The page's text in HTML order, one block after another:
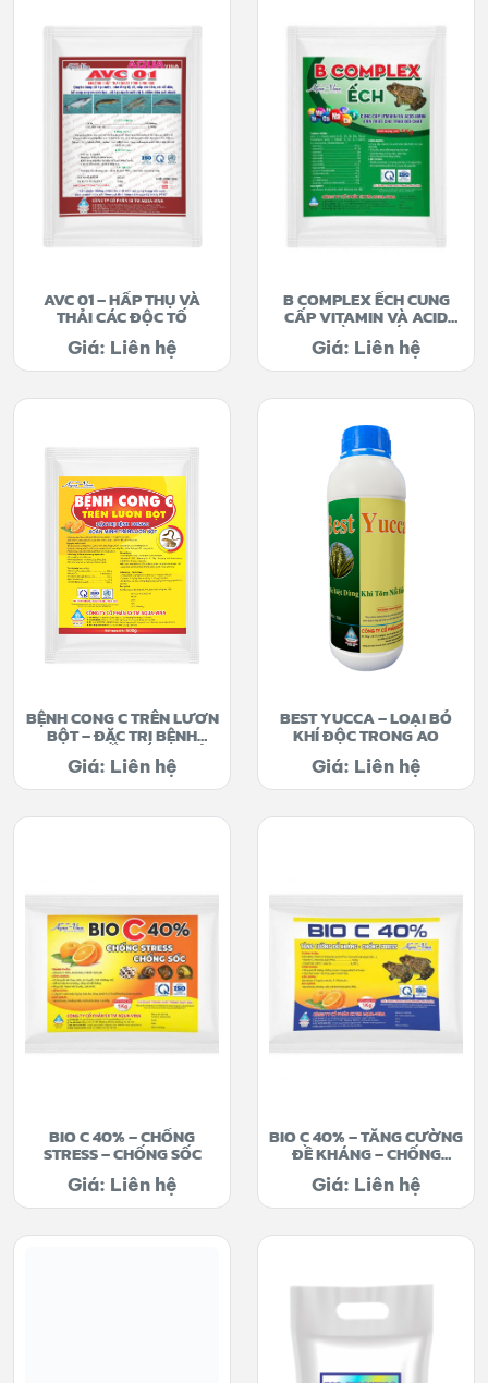
AVC 01 – HẤP THỤ VÀ
THẢI CÁC ĐỘC TỐ
Giá: Liên hệ
B COMPLEX ẾCH CUNG
CẤP VITAMIN VÀ ACID
AMIN CẦN THIẾT CHO
TRAO ĐỔI CHẤT
Giá: Liên hệ
BỆNH CONG C TRÊN LƯƠN
BỘT – ĐẶC TRỊ BỆNH
CONG C XOẮN MÌNH TRÊN
LƯƠN BỘT
Giá: Liên hệ
BEST YUCCA – LOẠI BỎ
KHÍ ĐỘC TRONG AO
Giá: Liên hệ
BIO C 40% – CHỐNG
STRESS – CHỐNG SỐC
Giá: Liên hệ
BIO C 40% – TĂNG CƯỜNG
ĐỀ KHÁNG – CHỐNG
STRESS
Giá: Liên hệ